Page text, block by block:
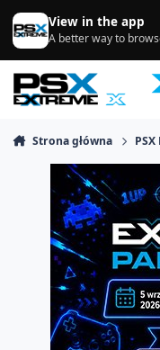
Skocz do zawartości
View in the app
A better way to
Strona główna